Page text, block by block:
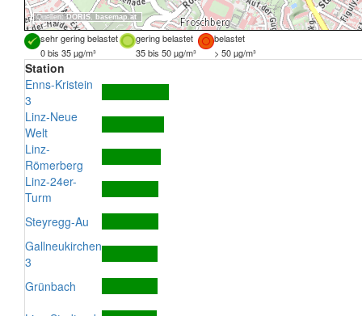
Quellen:DORIS, basemap.at
sehr gering belastet gering belastet
belastet
0 bis 35 µg/m³
35 bis 50 µg/m³ > 50 µg/m³
Station
Enns-Kristein
3
Linz-Neue
Welt
Linz-
Römerberg
Linz-24er-
Turm
Steyregg-Au
Gallneukirchen
3
Grünbach